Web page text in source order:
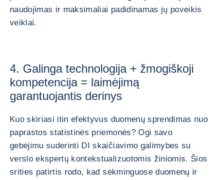
naudojimas ir maksimaliai padidinamas jų poveikis
veiklai.
4. Galinga technologija + žmogiškoji
kompetencija = laimėjimą
garantuojantis derinys
Kuo skiriasi itin efektyvus duomenų sprendimas nuo
paprastos statistinės priemonės? Ogi savo
gebėjimu suderinti DI skaičiavimo galimybes su
verslo ekspertų kontekstualizuotomis žiniomis. Šios
srities patirtis rodo, kad sėkminguose duomenų ir